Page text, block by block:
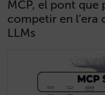
MCP, el pont que
competir en l’era
LLMs